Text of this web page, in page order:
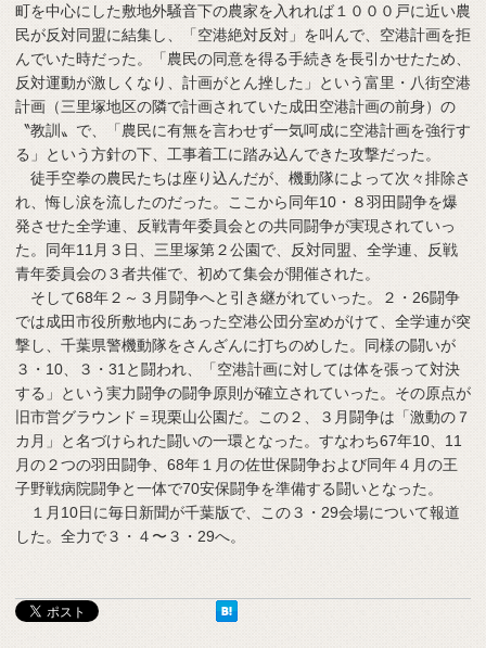
町を中心にした敷地外騒音下の農家を入れれば１０００戸に近い農
民が反対同盟に結集し、「空港絶対反対」を叫んで、空港計画を拒
んでいた時だった。「農民の同意を得る手続きを長引かせたため、
反対運動が激しくなり、計画がとん挫した」という富里・八街空港
計画（三里塚地区の隣で計画されていた成田空港計画の前身）の
〝教訓〟で、「農民に有無を言わせず一気呵成に空港計画を強行す
る」という方針の下、工事着工に踏み込んできた攻撃だった。
徒手空拳の農民たちは座り込んだが、機動隊によって次々排除さ
れ、悔し涙を流したのだった。ここから同年10・８羽田闘争を爆
発させた全学連、反戦青年委員会との共同闘争が実現されていっ
た。同年11月３日、三里塚第２公園で、反対同盟、全学連、反戦
青年委員会の３者共催で、初めて集会が開催された。
そして68年２～３月闘争へと引き継がれていった。２・26闘争
では成田市役所敷地内にあった空港公団分室めがけて、全学連が突
撃し、千葉県警機動隊をさんざんに打ちのめした。同様の闘いが
３・10、３・31と闘われ、「空港計画に対しては体を張って対決
する」という実力闘争の闘争原則が確立されていった。その原点が
旧市営グラウンド＝現栗山公園だ。この２、３月闘争は「激動の７
カ月」と名づけられた闘いの一環となった。すなわち67年10、11
月の２つの羽田闘争、68年１月の佐世保闘争および同年４月の王
子野戦病院闘争と一体で70安保闘争を準備する闘いとなった。
１月10日に毎日新聞が千葉版で、この３・29会場について報道
した。全力で３・４〜３・29へ。